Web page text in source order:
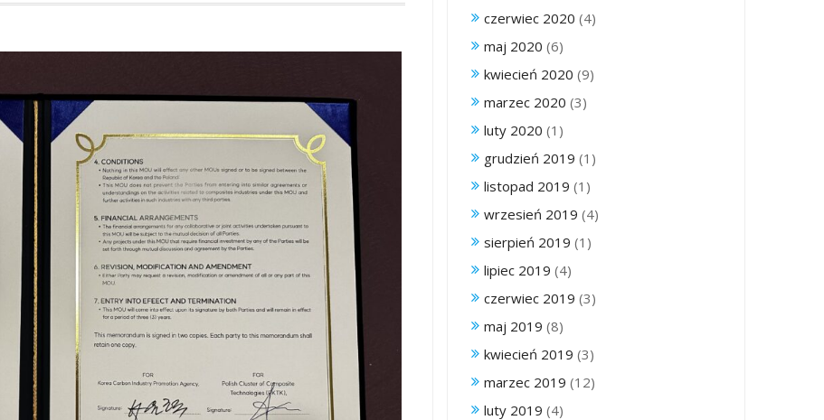
czerwiec 2020 (4)
maj 2020 (6)
kwiecień 2020 (9)
marzec 2020 (3)
luty 2020 (1)
grudzień 2019 (1)
listopad 2019 (1)
wrzesień 2019 (4)
sierpień 2019 (1)
lipiec 2019 (4)
czerwiec 2019 (3)
maj 2019 (8)
kwiecień 2019 (3)
marzec 2019 (12)
luty 2019 (4)